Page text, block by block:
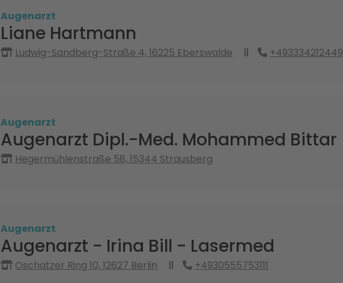
Augenarzt
Liane Hartmann
Ludwig-Sandberg-Straße 4, 16225 Eberswalde +493334212449
Augenarzt
Augenarzt Dipl.-Med. Mohammed Bittar
Hegermühlenstraße 58, 15344 Strausberg
Augenarzt
Augenarzt - Irina Bill - Lasermed
Oschatzer Ring 10, 12627 Berlin +4930555753111